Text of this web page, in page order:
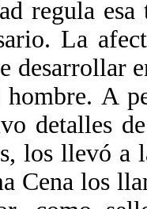
regula
La
desarrollar
hombre. A
detalles
los llevó a
Cena los